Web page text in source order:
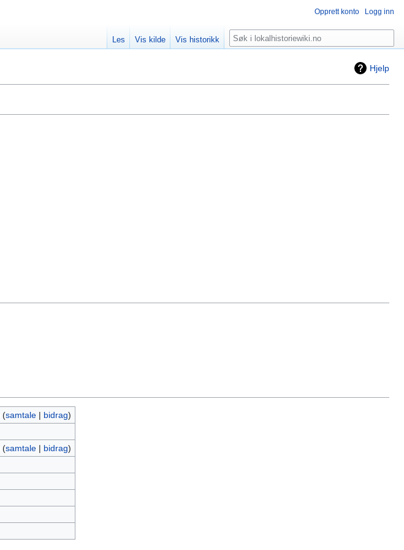
Hjelp
(samtale| bidrag)
(samtale| bidrag)
Opprett konto Logg inn
Les Vis kilde Vis historikk Søk